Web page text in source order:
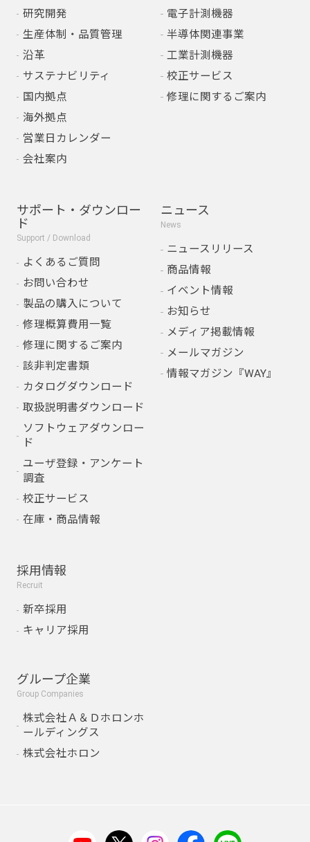
研究開発
生産体制・品質管理
沿革
サステナビリティ
国内拠点
海外拠点
営業日カレンダー
会社案内
電子計測機器
半導体関連事業
工業計測機器
校正サービス
修理に関するご案内
サポート・ダウンロー
ド
Support / Download
よくあるご質問
お問い合わせ
製品の購入について
修理概算費用一覧
修理に関するご案内
該非判定書類
カタログダウンロード
取扱説明書ダウンロード
ソフトウェアダウンロー
ド
ユーザ登録・アンケート
調査
校正サービス
在庫・商品情報
ニュース
News
ニュースリリース
商品情報
イベント情報
お知らせ
メディア掲載情報
メールマガジン
情報マガジン『WAY』
採用情報
Recruit
新卒採用
キャリア採用
グループ企業
Group Companies
株式会社Ａ＆Ｄホロンホ
ールディングス
株式会社ホロン